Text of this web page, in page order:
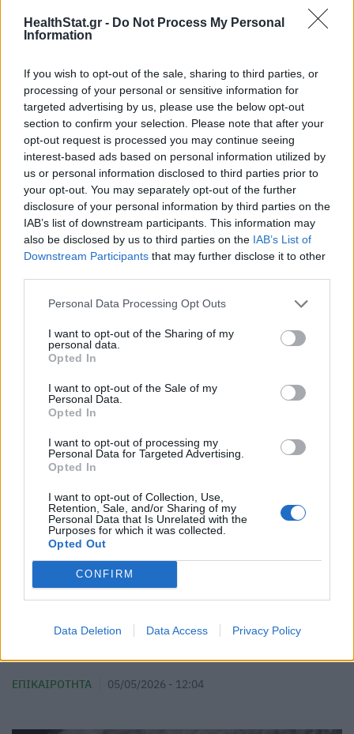
HealthStat.gr - Do Not Process My Personal
Information
If you wish to opt-out of the sale, sharing to third parties, or
processing of your personal or sensitive information for
targeted advertising by us, please use the below opt-out
section to confirm your selection. Please note that after your
opt-out request is processed you may continue seeing
interest-based ads based on personal information utilized by
us or personal information disclosed to third parties prior to
your opt-out. You may separately opt-out of the further
disclosure of your personal information by third parties on the
IAB’s list of downstream participants. This information may
also be disclosed by us to third parties on the IAB’s List of
Downstream Participants that may further disclose it to other
Personal Data Processing Opt Outs
I want to opt-out of the Sharing of my
personal data.
Opted In
I want to opt-out of the Sale of my
Personal Data.
Opted In
I want to opt-out of processing my
Personal Data for Targeted Advertising.
Opted In
I want to opt-out of Collection, Use,
Retention, Sale, and/or Sharing of my
Personal Data that Is Unrelated with the
Purposes for which it was collected.
Opted Out
CONFIRM
Data Deletion Data Access Privacy Policy
FDA: Ανάκληση έτοιμης πράσινης σαλάτας
λόγω μη δηλωμένου αλλεργιογόνου
ΕΠΙΚΑΙΡΌΤΗΤΑ 06/05/2026 - 14:03
ΗΠΑ: Ανακαλούνται χιλιάδες συσκευασίες με
ΕΠΙΚΑΙΡΌΤΗΤΑ 05/05/2026 - 12:04